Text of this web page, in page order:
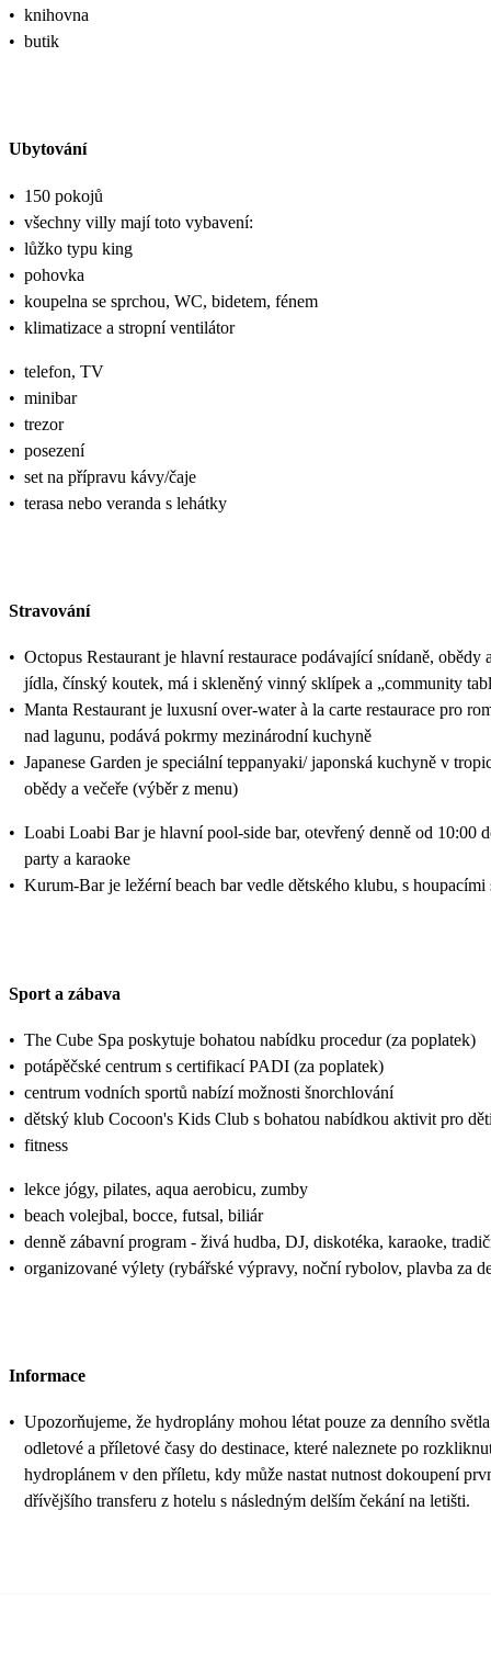
• knihovna
• butik
Ubytování
• 150 pokojů
• všechny villy mají toto vybavení:
• lůžko typu king
• pohovka
• koupelna se sprchou, WC, bidetem, fénem
• klimatizace a stropní ventilátor
• telefon, TV
• minibar
• trezor
• posezení
• set na přípravu kávy/čaje
• terasa nebo veranda s lehátky
Stravování
• Octopus Restaurant je hlavní restaurace podávající snídaně,
jídla, čínský koutek, má i skleněný vinný sklípek a „community
• Manta Restaurant je luxusní over‑water à la carte restaurace pro
nad lagunu, podává pokrmy mezinárodní kuchyně
• Japanese Garden je speciální teppanyaki/ japonská kuchyně v
obědy a večeře (výběr z menu)
• Loabi Loabi Bar je hlavní pool‑side bar, otevřený denně od 10:00
party a karaoke
• Kurum‑Bar je ležérní beach bar vedle dětského klubu, s
Sport a zábava
• The Cube Spa poskytuje bohatou nabídku procedur (za poplatek)
• potápěčské centrum s certifikací PADI (za poplatek)
• centrum vodních sportů nabízí možnosti šnorchlování
• dětský klub Cocoon's Kids Club s bohatou nabídkou aktivit pro
• fitness
• lekce jógy, pilates, aqua aerobicu, zumby
• beach volejbal, bocce, futsal, biliár
• denně zábavní program - živá hudba, DJ, diskotéka, karaoke,
• organizované výlety (rybářské výpravy, noční rybolov, plavba za
Informace
• Upozorňujeme, že hydroplány mohou létat pouze za denního
odletové a příletové časy do destinace, které naleznete po
hydroplánem v den příletu, kdy může nastat nutnost dokoupení
dřívějšího transferu z hotelu s následným delším čekání na letišti.